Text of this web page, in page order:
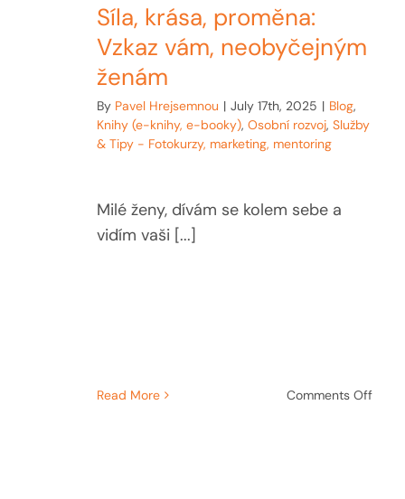
Síla, krása, proměna:
Vzkaz vám, neobyčejným
ženám
By Pavel Hrejsemnou | July 17th, 2025 | Blog,
Knihy (e-knihy, e-booky),Osobní rozvoj,Služby
& Tipy - Fotokurzy, marketing, mentoring
Milé ženy, dívám se kolem sebe a
vidím vaši [...]
Read More Comments Offon